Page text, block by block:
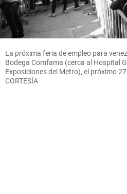
La próxima feria de empleo para
Bodega Comfama (cerca al Hospital
Exposiciones del Metro), el próximo
CORTESÍA